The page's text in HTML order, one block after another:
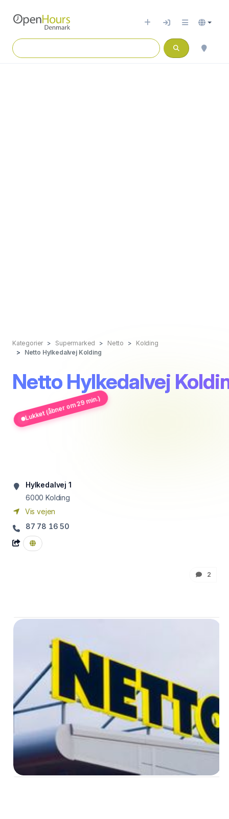
Kategorier Supermarked Netto
Kolding
Netto Hylkedalvej Kolding
Netto Hylkedalvej
Lukket (åbner om 29 min.)
Hylkedalvej 1
6000 Kolding
Vis vejen
87 78 16 50
2